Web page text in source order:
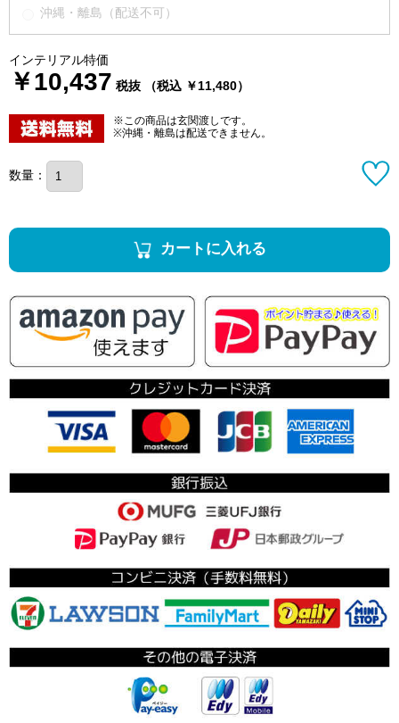
沖縄・離島（配送不可）
インテリアル特価
￥10,437 税抜 （税込 ￥11,480）
※この商品は玄関渡しです。
※沖縄・離島は配送できません。
数量：
カートに入れる